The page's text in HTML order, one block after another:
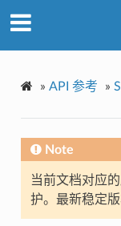
» API 参考 »
Note
当前文档对应
护。最新稳定